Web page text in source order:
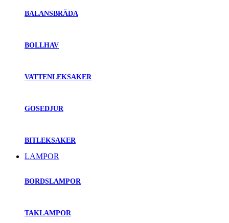
BALANSBRÄDA
BOLLHAV
VATTENLEKSAKER
GOSEDJUR
BITLEKSAKER
LAMPOR
BORDSLAMPOR
TAKLAMPOR